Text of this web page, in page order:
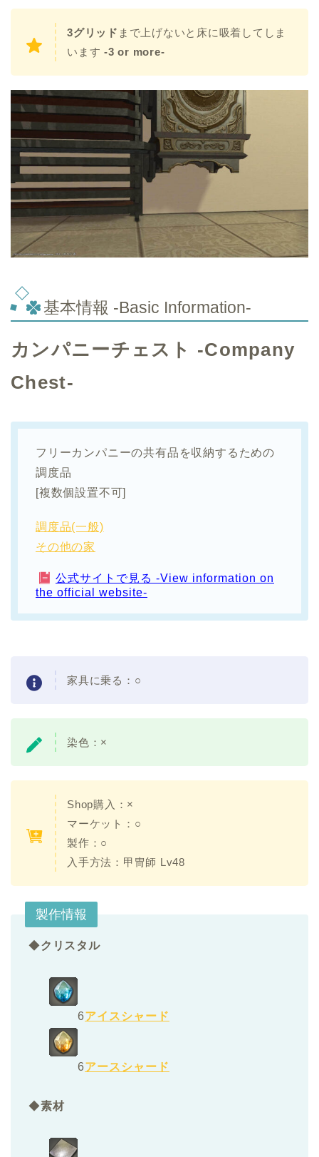
3グリッド まで上げないと床に吸着してしま
います-3 or more-
基本情報 -Basic Information-
カンパニーチェスト -Company
Chest-
フリーカンパニーの共有品を収納するための
調度品
[複数個設置不可]
調度品(一般)
その他の家
公式サイトで見る -View information on
the official website-
家具に乗る：○
染色：×
Shop購入：×
マーケット：○
製作：○
入手方法：甲冑師 Lv48
製作情報
◆クリスタル
6アイスシャード
6アースシャード
◆素材